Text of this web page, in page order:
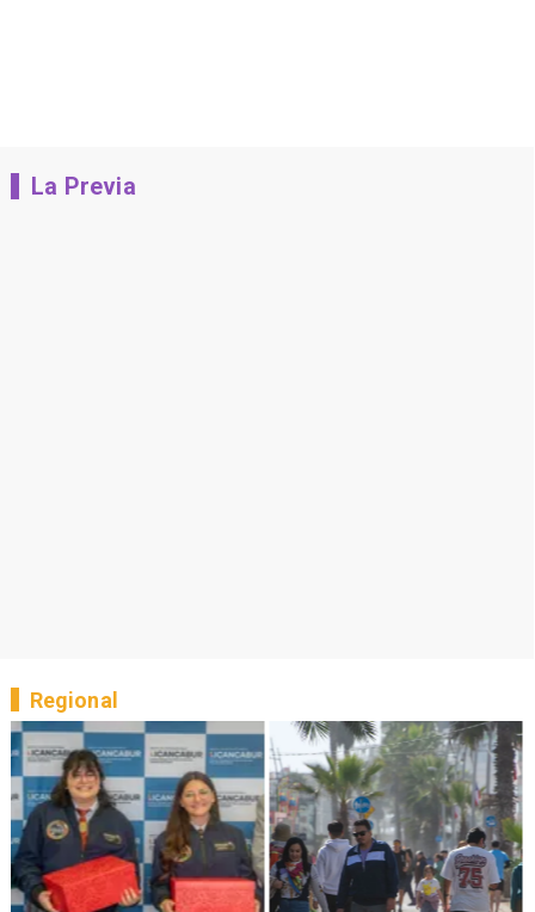
La Previa
Regional